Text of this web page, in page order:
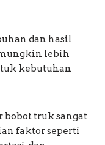
dan hasil
lebih
kebutuhan
bobot truk sangat
faktor seperti